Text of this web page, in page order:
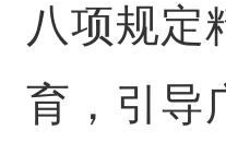
八项规定
育，引导